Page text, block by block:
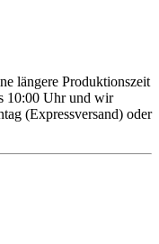
längere Produktionszeit
10:00 Uhr und wir
(Expressversand) oder